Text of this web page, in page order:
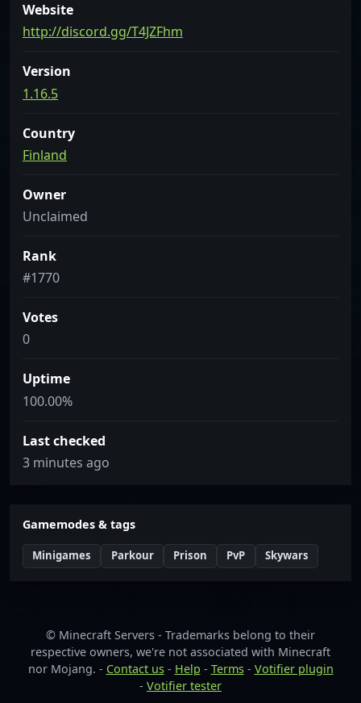
Website
http://discord.gg/T4JZFhm
Version
1.16.5
Country
Finland
Owner
Unclaimed
Rank
#1770
Votes
0
Uptime
100.00%
Last checked
3 minutes ago
Gamemodes & tags
Minigames Parkour Prison PvP Skywars
© Minecraft Servers - Trademarks belong to their
respective owners, we're not associated with Minecraft
nor Mojang. - Contact us- Help - Terms- Votifier plugin
- Votifier tester